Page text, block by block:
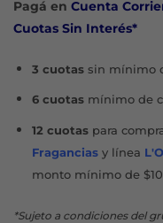
Pagá en Cuenta
Cuotas Sin Interés*
3 cuotassin mínimo
6 cuotasmínimo de
12 cuotaspara
Fraganciasy línea
monto mínimo de
*Sujeto a condiciones del